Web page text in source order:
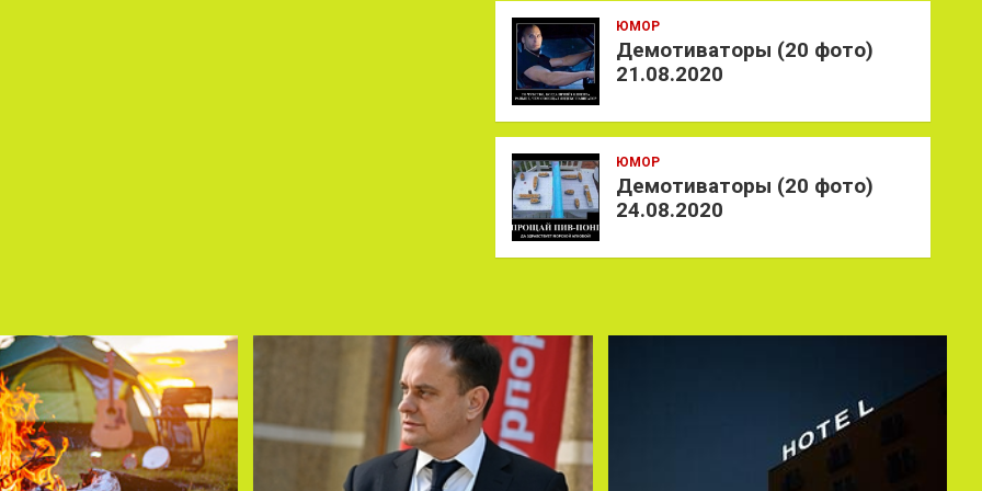
ЮМОР
Демотиваторы (20 фото)
21.08.2020
ЮМОР
Демотиваторы (20 фото)
24.08.2020